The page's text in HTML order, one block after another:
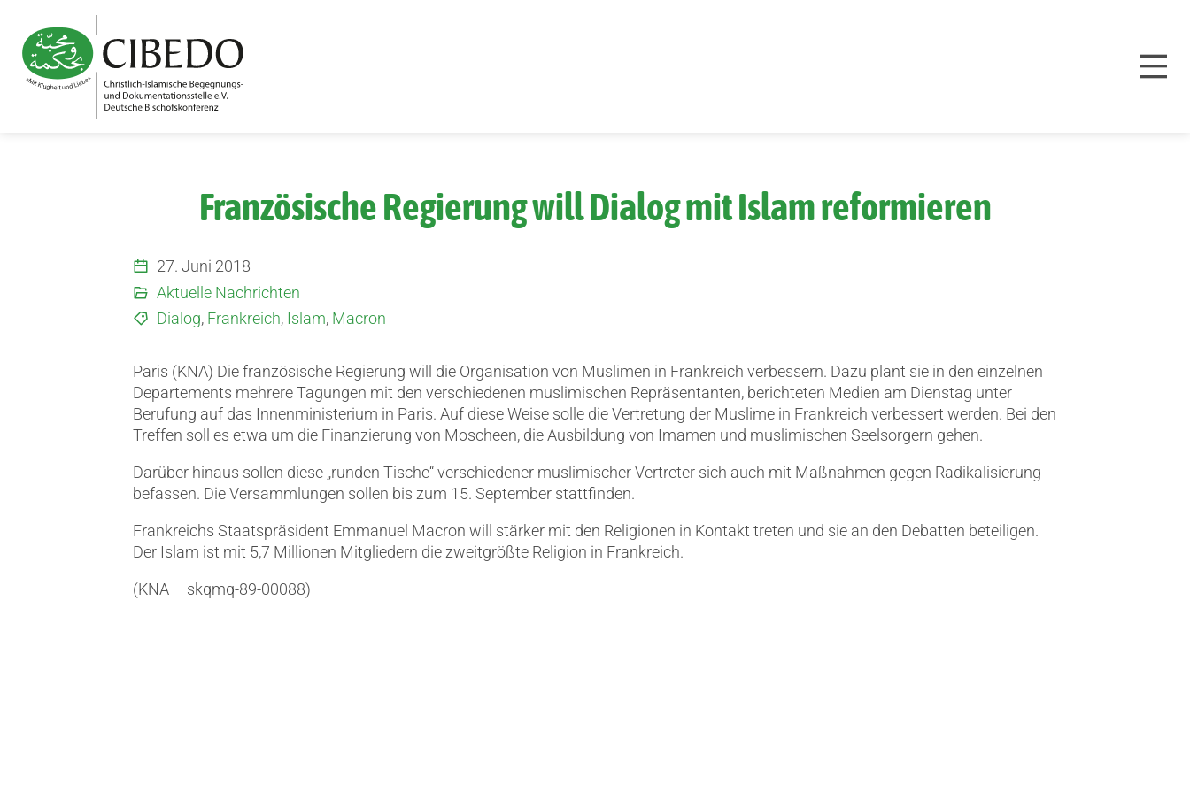
Französische Regierung will Dialog mit Islam reformieren
27. Juni 2018
Aktuelle Nachrichten
Dialog, Frankreich, Islam, Macron
Paris (KNA) Die französische Regierung will die Organisation von Muslimen in Frankreich verbessern. Dazu plant sie in den einzelnen
Departements mehrere Tagungen mit den verschiedenen muslimischen Repräsentanten, berichteten Medien am Dienstag unter
Berufung auf das Innenministerium in Paris. Auf diese Weise solle die Vertretung der Muslime in Frankreich verbessert werden. Bei den
Treffen soll es etwa um die Finanzierung von Moscheen, die Ausbildung von Imamen und muslimischen Seelsorgern gehen.
Darüber hinaus sollen diese „runden Tische“ verschiedener muslimischer Vertreter sich auch mit Maßnahmen gegen Radikalisierung
befassen. Die Versammlungen sollen bis zum 15. September stattfinden.
Frankreichs Staatspräsident Emmanuel Macron will stärker mit den Religionen in Kontakt treten und sie an den Debatten beteiligen.
Der Islam ist mit 5,7 Millionen Mitgliedern die zweitgrößte Religion in Frankreich.
(KNA – skqmq-89-00088)